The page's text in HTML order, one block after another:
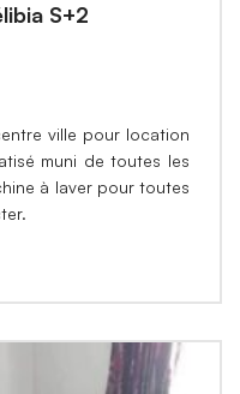
S+2
ville pour location
muni de toutes les
à laver pour toutes